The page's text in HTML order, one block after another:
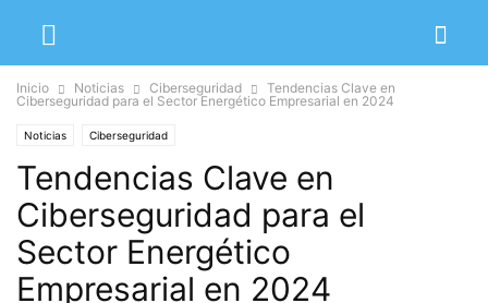
Inicio Noticias Ciberseguridad
Tendencias Clave en
Ciberseguridad para el Sector Energético Empresarial en 2024
Noticias Ciberseguridad
Tendencias Clave en
Ciberseguridad para el
Sector Energético
Empresarial en 2024